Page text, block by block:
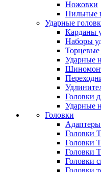
Ножовки
Пильные
Ударные
Карданы
Наборы
Торцевые
Ударные
Головки
Ударные
Головки
Головки
Головки
Головки
Головки
Головки